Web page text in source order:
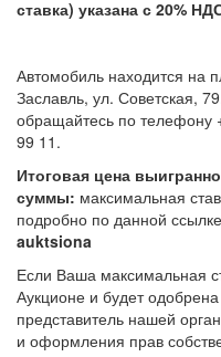
ставка) указана с 20%
Автомобиль находится на
Заславль, ул. Советская,
обращайтесь по телефону
99
Итоговая цена
суммы: максимальная
подробно по данной
auktsiona
Если Ваша максимальная
Аукционе и будет
представитель нашей
и оформления прав